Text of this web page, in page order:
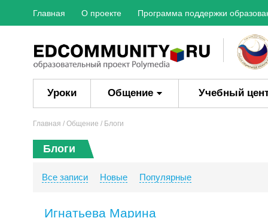
Главная О проекте Программа поддержки
Уроки Общение Учебный
Главная / Общение / Блоги
Блоги
Все записи Новые Популярные
Игнатьева Марина